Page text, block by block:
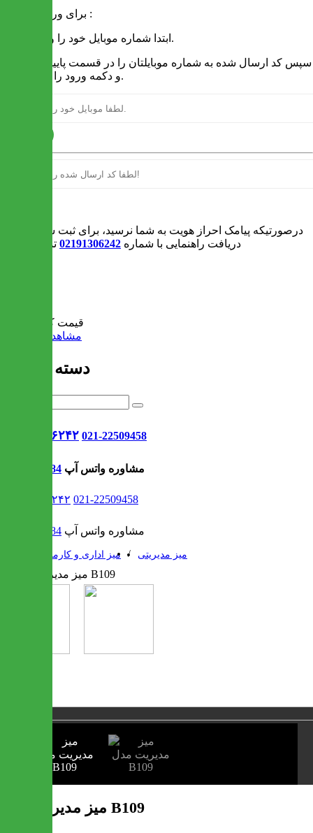
برای ورود به سایت :
1 - ابتدا شماره موبایل خود را وارد کنید.
و دکمه ورود را انتخاب کنید.
درصورتیکه پیامک احراز هویت به شما نرسید، برای ثبت سفارش و یا
دریافت راهنمایی با شماره 02191306242 تماس بگیرید
قیمت کل:
مشاهده سبد خرید
دسته بندی ها
021-۹۱۳۰۶۲۴۲ 021-22509458
09302308484 مشاوره واتس آپ
021-۹۱۳۰۶۲۴۲ 021-22509458
09302308484 مشاوره واتس آپ
میز اداری و کارمندی / میز مدیریتی
میز مدیریت مدل B109